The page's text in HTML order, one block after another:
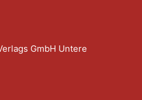
GmbH Untere